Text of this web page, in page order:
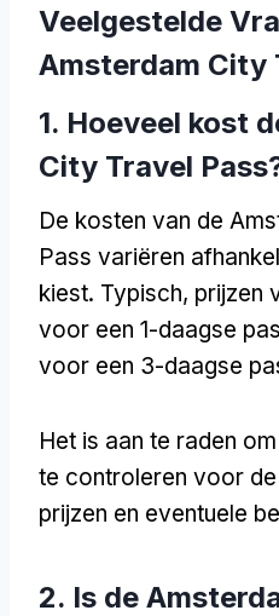
Veelgestelde
Amsterdam City
1. Hoeveel kost
City Travel
De kosten van de
Pass variëren
kiest. Typisch, prijzen
voor een 1-daagse
voor een 3-daagse
Het is aan te raden
te controleren voor
prijzen en eventuele
2. Is de